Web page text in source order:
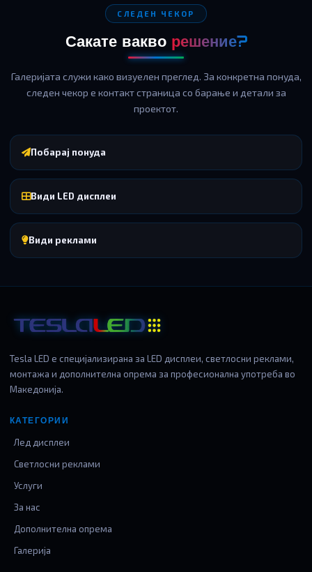
СЛЕДЕН ЧЕКОР
Сакате вакво решение?
Галеријата служи како визуелен преглед. За конкретна понуда,
следен чекор е контакт страница со барање и детали за
проектот.
Побарај понуда
Види LED дисплеи
Види реклами
Tesla LED е специјализирана за LED дисплеи, светлосни реклами,
монтажа и дополнителна опрема за професионална употреба во
Македонија.
КАТЕГОРИИ
Лед дисплеи
Светлосни реклами
Услуги
За нас
Дополнителна опрема
Галерија